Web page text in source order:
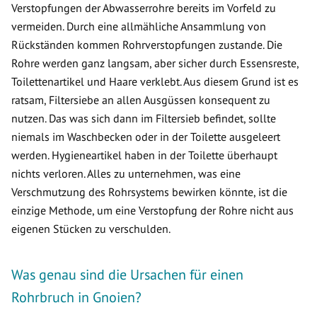
Verstopfungen der Abwasserrohre bereits im Vorfeld zu
vermeiden. Durch eine allmähliche Ansammlung von
Rückständen kommen Rohrverstopfungen zustande. Die
Rohre werden ganz langsam, aber sicher durch Essensreste,
Toilettenartikel und Haare verklebt. Aus diesem Grund ist es
ratsam, Filtersiebe an allen Ausgüssen konsequent zu
nutzen. Das was sich dann im Filtersieb befindet, sollte
niemals im Waschbecken oder in der Toilette ausgeleert
werden. Hygieneartikel haben in der Toilette überhaupt
nichts verloren. Alles zu unternehmen, was eine
Verschmutzung des Rohrsystems bewirken könnte, ist die
einzige Methode, um eine Verstopfung der Rohre nicht aus
eigenen Stücken zu verschulden.
Was genau sind die Ursachen für einen
Rohrbruch in Gnoien?